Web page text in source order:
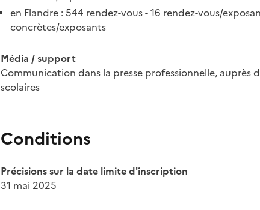
en Flandre : 544 rendez-vous - 16 rendez-vous/
concrètes/exposants
Média / support
Communication dans la presse professionnelle, auprès
scolaires
Conditions
Précisions sur la date limite d'inscription
31 mai 2025